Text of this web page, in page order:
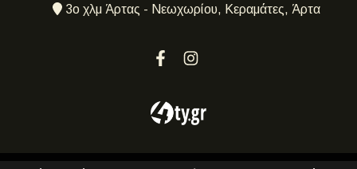
3ο χλμ Άρτας - Νεωχωρίου, Κεραμάτες, Άρτα